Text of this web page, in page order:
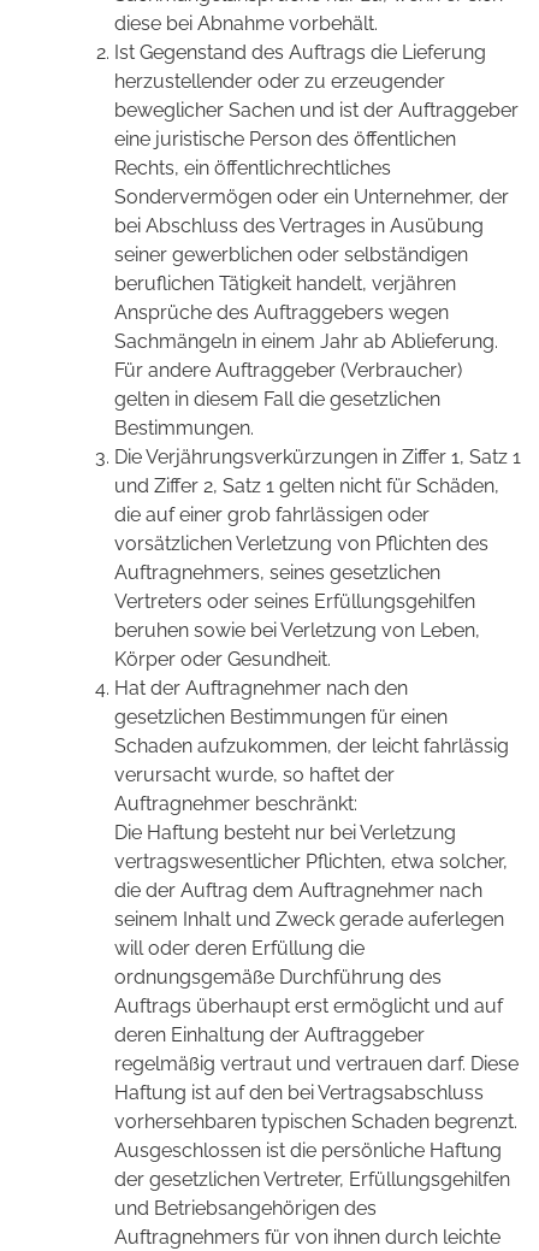
diese bei Abnahme vorbehält.
Ist Gegenstand des Auftrags die Lieferung
herzustellender oder zu erzeugender
beweglicher Sachen und ist der Auftraggeber
eine juristische Person des öffentlichen
Rechts, ein öffentlichrechtliches
Sondervermögen oder ein Unternehmer, der
bei Abschluss des Vertrages in Ausübung
seiner gewerblichen oder selbständigen
beruflichen Tätigkeit handelt, verjähren
Ansprüche des Auftraggebers wegen
Sachmängeln in einem Jahr ab Ablieferung.
Für andere Auftraggeber (Verbraucher)
gelten in diesem Fall die gesetzlichen
Bestimmungen.
Die Verjährungsverkürzungen in Ziffer 1, Satz 1
und Ziffer 2, Satz 1 gelten nicht für Schäden,
die auf einer grob fahrlässigen oder
vorsätzlichen Verletzung von Pflichten des
Auftragnehmers, seines gesetzlichen
Vertreters oder seines Erfüllungsgehilfen
beruhen sowie bei Verletzung von Leben,
Körper oder Gesundheit.
Hat der Auftragnehmer nach den
gesetzlichen Bestimmungen für einen
Schaden aufzukommen, der leicht fahrlässig
verursacht wurde, so haftet der
Auftragnehmer beschränkt:
Die Haftung besteht nur bei Verletzung
vertragswesentlicher Pflichten, etwa solcher,
die der Auftrag dem Auftragnehmer nach
seinem Inhalt und Zweck gerade auferlegen
will oder deren Erfüllung die
ordnungsgemäße Durchführung des
Auftrags überhaupt erst ermöglicht und auf
deren Einhaltung der Auftraggeber
regelmäßig vertraut und vertrauen darf. Diese
Haftung ist auf den bei Vertragsabschluss
vorhersehbaren typischen Schaden begrenzt.
Ausgeschlossen ist die persönliche Haftung
der gesetzlichen Vertreter, Erfüllungsgehilfen
und Betriebsangehörigen des
Auftragnehmers für von ihnen durch leichte